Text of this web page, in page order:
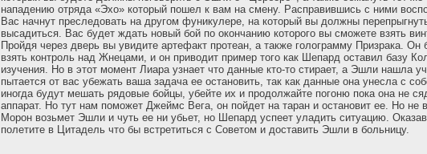
нападению отряда «Эхо» который пошел к вам на смену. Расправившись с ними
Вас начнут преследовать на другом фуникулере, на который вы должны
высадиться. Вас будет ждать новый бой по окончанию которого вы сможете взять
Пройдя через дверь вы увидите артефакт протеан, а также голограмму Призрака. Он
взять контроль над Жнецами, и он приводит пример того как Шепард оставил базу
изучения. Но в этот момент Лиара узнает что данные кто-то стирает, а Эшли нашла
пытается от вас убежать ваша задача ее остановить, так как данные она унесла с
иногда будут мешать рядовые бойцы, убейте их и продолжайте погоню пока она не
аппарат. Но тут нам поможет Джеймс Вега, он пойдет на таран и остановит ее. Но не
Морон возьмет Эшли и чуть ее ни убьет, но Шепард успеет уладить ситуацию.
полетите в Цитадель что бы встретиться с Советом и доставить Эшли в больницу.